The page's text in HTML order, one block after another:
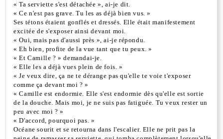
« Ta serviette s'est détachée », ai-je dit.
« Ce n'est pas grave. Tu les as déjà bien vus. »
Ses tétons étaient gonflés et dressés. Elle était manifestement
excitée de s'exposer ainsi devant moi.
« Oui, mais pas d'aussi près », ai-je répondu.
« Eh bien, profite de la vue tant que tu peux. »
« Et Camille ? » demandai-je.
« Elle les a déjà vues plein de fois. »
« Je veux dire, ça ne te dérange pas qu'elle te voie t'exposer
comme ça devant moi ? »
« Camille est endormie. Elle s'est endormie dès qu'elle est sortie
de la douche. Mais moi, je ne suis pas fatiguée. Tu veux rester un
peu avec moi ? »
« D'accord, pourquoi pas. »
Océane sourit et se retourna dans l'escalier. Elle ne prit pas la